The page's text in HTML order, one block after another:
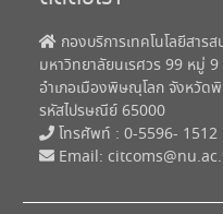
กองบริการเทคโนโลยีสาร
มหาวิทยาลัยนเรศวร 99 หมู่ 9
อำเภอเมืองพิษณุโลก จังหวัด
รหัสไปรษณีย์ 65000
โทรศัพท์ : 0-5596- 1512
Email: